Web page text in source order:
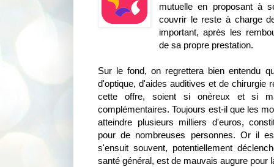
mutuelle en proposant à
couvrir le reste à charge
important, après les
de sa propre prestation.
Sur le fond, on regrettera bien entendu
d'optique, d'aides auditives et de chirurgie
cette offre, soient si onéreux et si
complémentaires. Toujours est-il que les
atteindre plusieurs milliers d'euros,
pour de nombreuses personnes. Or il
s'ensuit souvent, potentiellement
santé général, est de mauvais augure pour